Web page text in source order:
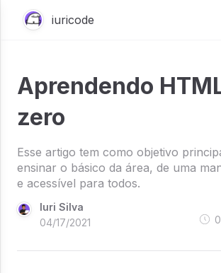
iuricode
Aprendendo
zero
Esse artigo tem como objetivo
ensinar o básico da área, de uma
e acessível para todos.
Iuri Silva
04/17/2021
0